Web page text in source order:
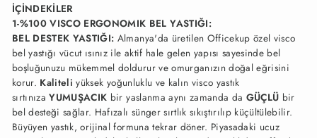
İÇİNDEKİLER
1-%100 VISCO ERGONOMIK BEL YASTIĞI:
BEL DESTEK YASTIĞI: Almanya'da üretilen Officekup özel visco
bel yastığı vücut ısınız ile aktif hale gelen yapısı sayesinde bel
boşluğunuzu mükemmel doldurur ve omurganızın doğal eğrisini
korur. Kaliteli yüksek yoğunluklu ve kalın visco yastık
sırtınızaYUMUŞACIK bir yaslanma aynı zamanda da GÜÇLÜ bir
bel desteği sağlar. Hafızalı sünger sırtlık sıkıştırılıp küçültülebilir.
Büyüyen yastık, orijinal formuna tekrar döner. Piyasadaki ucuz